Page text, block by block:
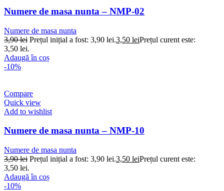
Numere de masa nunta – NMP-02
Numere de masa nunta
3,90lei Prețul inițial a fost: 3,90 lei.3,50 leiPrețul curent este:
3,50 lei.
Adaugă în coș
-10%
Compare
Quick view
Add to wishlist
Numere de masa nunta – NMP-10
Numere de masa nunta
3,90lei Prețul inițial a fost: 3,90 lei.3,50 leiPrețul curent este:
3,50 lei.
Adaugă în coș
-10%